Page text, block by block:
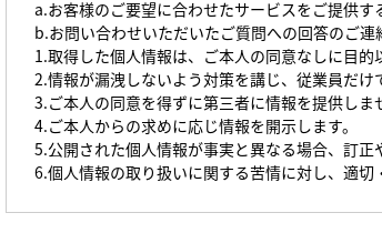
a.お客様のご要望に合わせたサービスをご提供す
b.お問い合わせいただいたご質問への回答のご連
1.取得した個人情報は、ご本人の同意なしに目的
2.情報が漏洩しないよう対策を講じ、従業員だけ
3.ご本人の同意を得ずに第三者に情報を提供しま
4.ご本人からの求めに応じ情報を開示します。
5.公開された個人情報が事実と異なる場合、訂正
6.個人情報の取り扱いに関する苦情に対し、適切